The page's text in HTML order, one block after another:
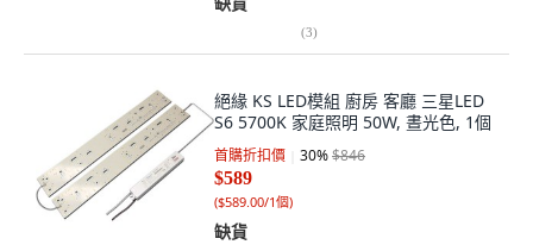
(3)
絕緣 KS LED模組 廚房 客廳 三星LED
S6 5700K 家庭照明 50W, 晝光色, 1個
首購折扣價 30%$846
$589
($589.00/1個)
缺貨